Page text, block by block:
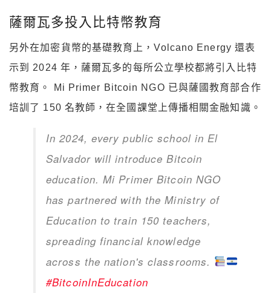
薩爾瓦多投入比特幣教育
另外在加密貨幣的基礎教育上，Volcano Energy 還表
示到 2024 年，薩爾瓦多的每所公立學校都將引入比特
幣教育。 Mi Primer Bitcoin NGO 已與薩國教育部合作
培訓了 150 名教師，在全國課堂上傳播相關金融知識。
In 2024, every public school in El
Salvador will introduce Bitcoin
education. Mi Primer Bitcoin NGO
has partnered with the Ministry of
Education to train 150 teachers,
spreading financial knowledge
across the nation's classrooms.
#BitcoinInEducation